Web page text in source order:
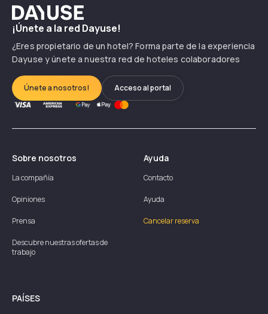
Dayuse
¡Únete a la red Dayuse!
¿Eres propietario de un hotel? Forma parte de la experiencia
Dayuse y únete a nuestra red de hoteles colaboradores
Únete a nosotros! Acceso al portal
Sobre nosotros
La compañía
Opiniones
Prensa
Descubre nuestras ofertas de
trabajo
Ayuda
Contacto
Ayuda
Cancelar reserva
PAÍSES